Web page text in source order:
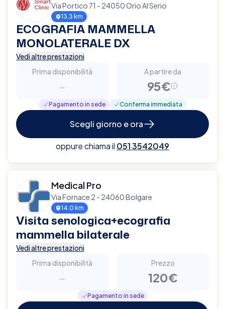
Via Portico 71 - 24050 Orio Al Serio
13.3 km
ECOGRAFIA MAMMELLA
MONOLATERALE DX
Vedi altre prestazioni
Prima disponibilità
-
A partire da
95€
Pagamento in sede Conferma immediata
Scegli giorno e ora
oppure chiama il 051 3542049
Medical Pro
Via Fornace 2 - 24060 Bolgare
14.0 km
Visita senologica+ecografia
mammella bilaterale
Vedi altre prestazioni
Prima disponibilità
-
Prezzo
120€
Pagamento in sede